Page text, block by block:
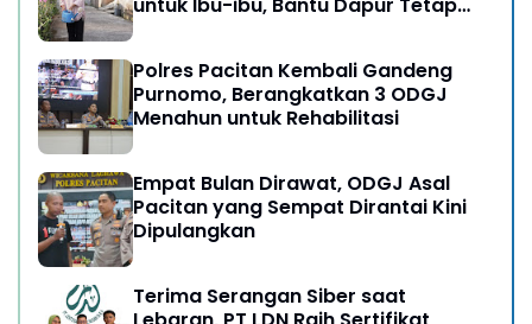
Polres Pacitan Kembali Gandeng
Purnomo, Berangkatkan 3 ODGJ
Menahun untuk Rehabilitasi
Empat Bulan Dirawat, ODGJ Asal
Pacitan yang Sempat Dirantai Kini
Dipulangkan
Terima Serangan Siber saat